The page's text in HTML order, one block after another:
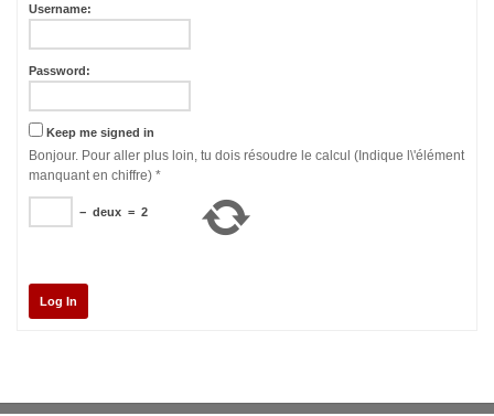
Username:
Password:
Keep me signed in
Bonjour. Pour aller plus loin, tu dois résoudre le calcul (Indique l\'élément
manquant en chiffre) *
− deux = 2
Log In